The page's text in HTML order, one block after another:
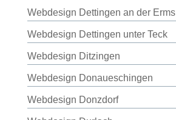
Webdesign Dettingen an der Erms
Webdesign Dettingen unter Teck
Webdesign Ditzingen
Webdesign Donaueschingen
Webdesign Donzdorf